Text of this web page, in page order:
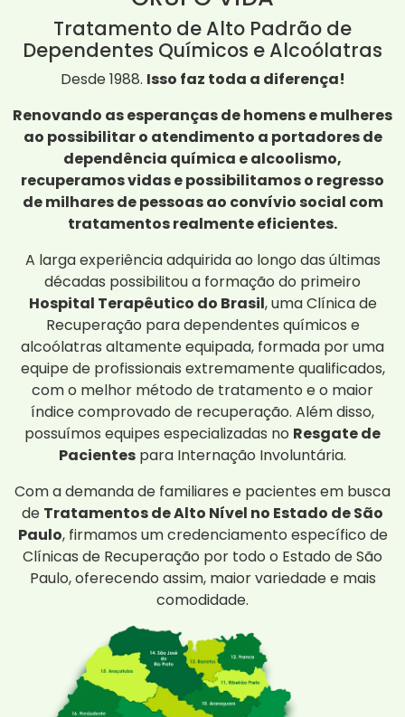
Tratamento de Alto Padrão de
Dependentes Químicos e Alcoólatras
Desde 1988. Isso faz toda a diferença!
Renovando as esperanças de homens e mulheres
ao possibilitar o atendimento a portadores de
dependência química e alcoolismo,
recuperamos vidas e possibilitamos o regresso
de milhares de pessoas ao convívio social com
tratamentos realmente eficientes.
A larga experiência adquirida ao longo das últimas
décadas possibilitou a formação do primeiro
Hospital Terapêutico do Brasil, uma Clínica de
Recuperação para dependentes químicos e
alcoólatras altamente equipada, formada por uma
equipe de profissionais extremamente qualificados,
com o melhor método de tratamento e o maior
índice comprovado de recuperação. Além disso,
possuímos equipes especializadas no Resgate de
Pacientes para Internação Involuntária.
Com a demanda de familiares e pacientes em busca
de Tratamentos de Alto Nível no Estado de São
Paulo, firmamos um credenciamento específico de
Clínicas de Recuperação por todo o Estado de São
Paulo, oferecendo assim, maior variedade e mais
comodidade.